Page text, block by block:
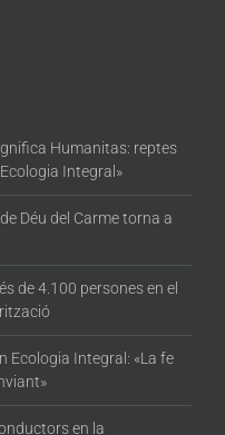
Humanitas: reptes
Integral»
Déu del Carme torna a
de 4.100 persones en el
Ecologia Integral: «La fe
en la